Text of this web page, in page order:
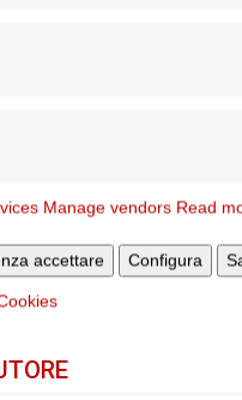
Manage vendors Read
accettare Configura
Chiarimento in merito